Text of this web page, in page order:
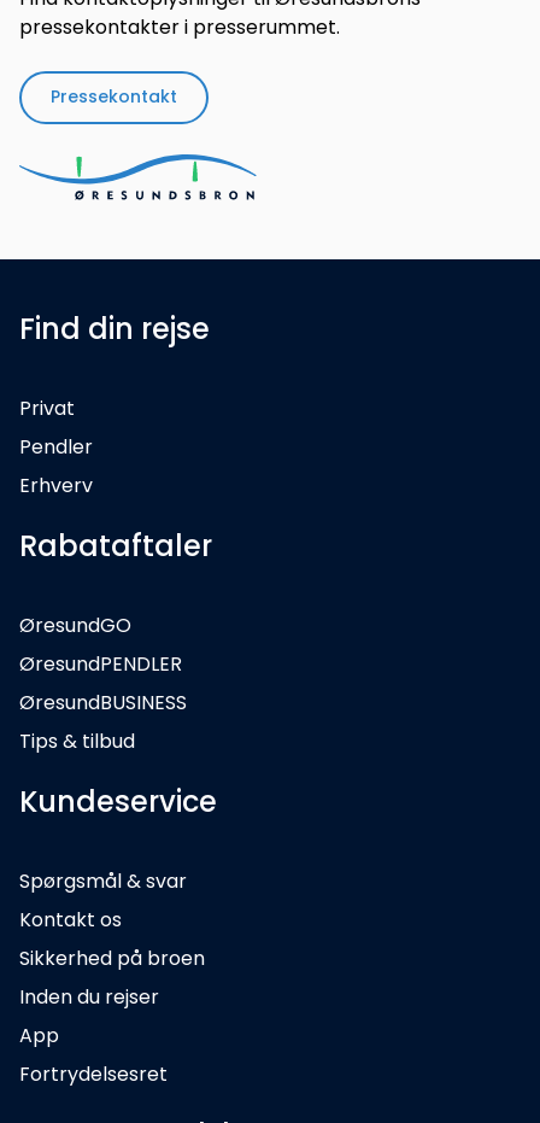
pressekontakter i presserummet.
Pressekontakt
Find din rejse
Privat
Pendler
Erhverv
Rabataftaler
ØresundGO
ØresundPENDLER
ØresundBUSINESS
Tips & tilbud
Kundeservice
Spørgsmål & svar
Kontakt os
Sikkerhed på broen
Inden du rejser
App
Fortrydelsesret